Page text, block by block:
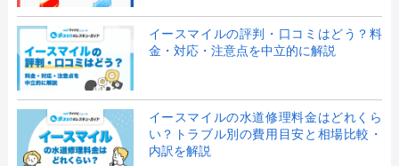
イースマイルの評判・口コミはどう？料
金・対応・注意点を中立的に解説
イースマイルの水道修理料金はどれくら
い？トラブル別の費用目安と相場比較・
内訳を解説